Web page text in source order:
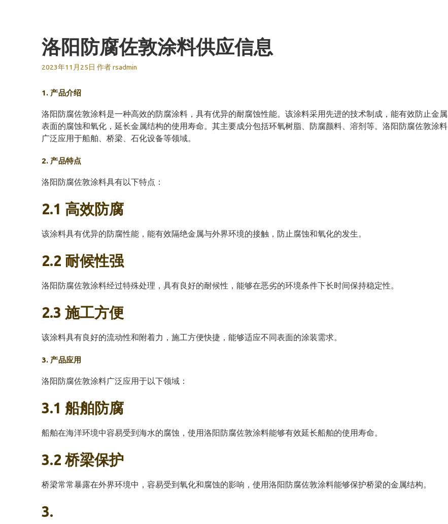
洛阳防腐佐敦涂料供应信息
2023年11月25日 作者rsadmin
1. 产品介绍
洛阳防腐佐敦涂料是一种高效的防腐涂料，具有优异的耐腐蚀性能。该涂料采用先进的技术制成，能有效防止金属
表面的腐蚀和氧化，延长金属结构的使用寿命。其主要成分包括环氧树脂、防腐颜料、溶剂等。洛阳防腐佐敦涂料
广泛应用于船舶、桥梁、石化设备等领域。
2. 产品特点
洛阳防腐佐敦涂料具有以下特点：
2.1 高效防腐
该涂料具有优异的防腐性能，能有效隔绝金属与外界环境的接触，防止腐蚀和氧化的发生。
2.2 耐候性强
洛阳防腐佐敦涂料经过特殊处理，具有良好的耐候性，能够在恶劣的环境条件下长时间保持稳定性。
2.3 施工方便
该涂料具有良好的流动性和附着力，施工方便快捷，能够适应不同表面的涂装需求。
3. 产品应用
洛阳防腐佐敦涂料广泛应用于以下领域：
3.1 船舶防腐
船舶在海洋环境中容易受到海水的腐蚀，使用洛阳防腐佐敦涂料能够有效延长船舶的使用寿命。
3.2 桥梁保护
桥梁常常暴露在外界环境中，容易受到氧化和腐蚀的影响，使用洛阳防腐佐敦涂料能够保护桥梁的金属结构。
3.